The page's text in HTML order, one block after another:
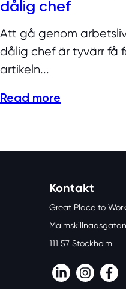
dålig chef
Att gå genom
dålig chef är tyvärr få
artikeln...
Read more
Kontakt
Great Place to
111 57 Stockholm
LinkedIn